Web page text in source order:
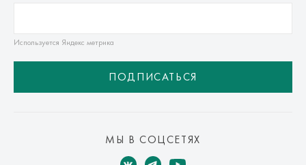
Используется Яндекс метрика
ПОДПИСАТЬСЯ
МЫ В СОЦСЕТЯХ